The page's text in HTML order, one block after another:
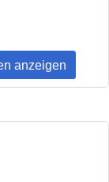
anzeigen